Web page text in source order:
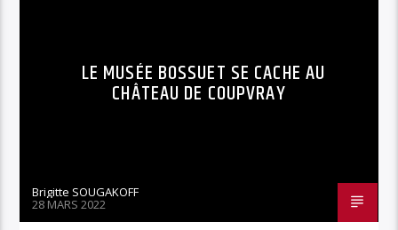
LE MUSÉE BOSSUET SE CACHE AU
CHÂTEAU DE COUPVRAY
Brigitte SOUGAKOFF
28 MARS 2022